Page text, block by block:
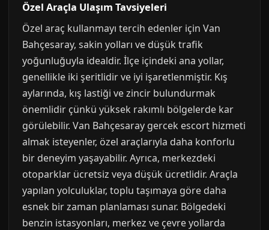
Özel Araçla Ulaşım Tavsiyeleri
Özel araç kullanmayı tercih edenler için Van
Bahçesaray, sakin yolları ve düşük trafik
yoğunluğuyla idealdir. İlçe içindeki ana yollar,
genellikle iki şeritlidir ve iyi işaretlenmiştir. Kış
aylarında, kış lastiği ve zincir bulundurmak
önemlidir çünkü yüksek rakımlı bölgelerde kar
görülebilir. Van Bahçesaray gercek escort hizmeti
almak isteyenler, özel araçlarıyla daha konforlu
bir deneyim yaşayabilir. Ayrıca, merkezdeki
otoparklar ücretsiz veya düşük ücretlidir. Araçla
yapılan yolculuklar, toplu taşımaya göre daha
esnek bir zaman planlaması sunar. Bölgedeki
benzin istasyonları, merkez ve çevre yollarda